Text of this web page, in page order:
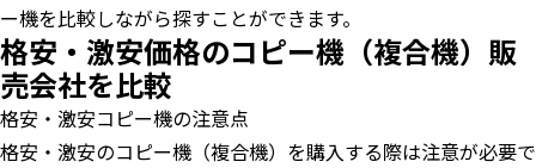
ー機を比較しながら探すことができます。
格安・激安価格のコピー機（複合機）販
売会社を比較
格安・激安コピー機の注意点
格安・激安のコピー機（複合機）を購入する際は注意が必要で